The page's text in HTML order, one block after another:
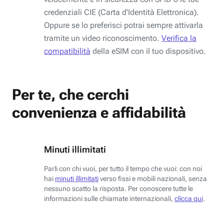
credenziali CIE (Carta d'Identità Elettronica).
Oppure se lo preferisci potrai sempre attivarla
tramite un video riconoscimento. Verifica la
compatibilità della eSIM con il tuo dispositivo.
Per te, che cerchi
convenienza e affidabilità
Minuti illimitati
Parli con chi vuoi, per tutto il tempo che vuoi: con noi
hai minuti illimitativerso fissi e mobili nazionali, senza
nessuno scatto la risposta. Per conoscere tutte le
informazioni sulle chiamate internazionali, clicca qui.